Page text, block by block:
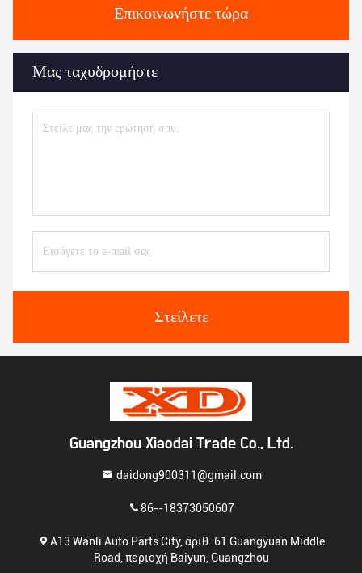
Επικοινωνήστε τώρα
Μας ταχυδρομήστε
Στείλετε
Guangzhou Xiaodai Trade Co., Ltd.
daidong900311@gmail.com
86--18373050607
Α13 Wanli Auto Parts City, αριθ. 61 Guangyuan Middle
Road, περιοχή Baiyun, Guangzhou